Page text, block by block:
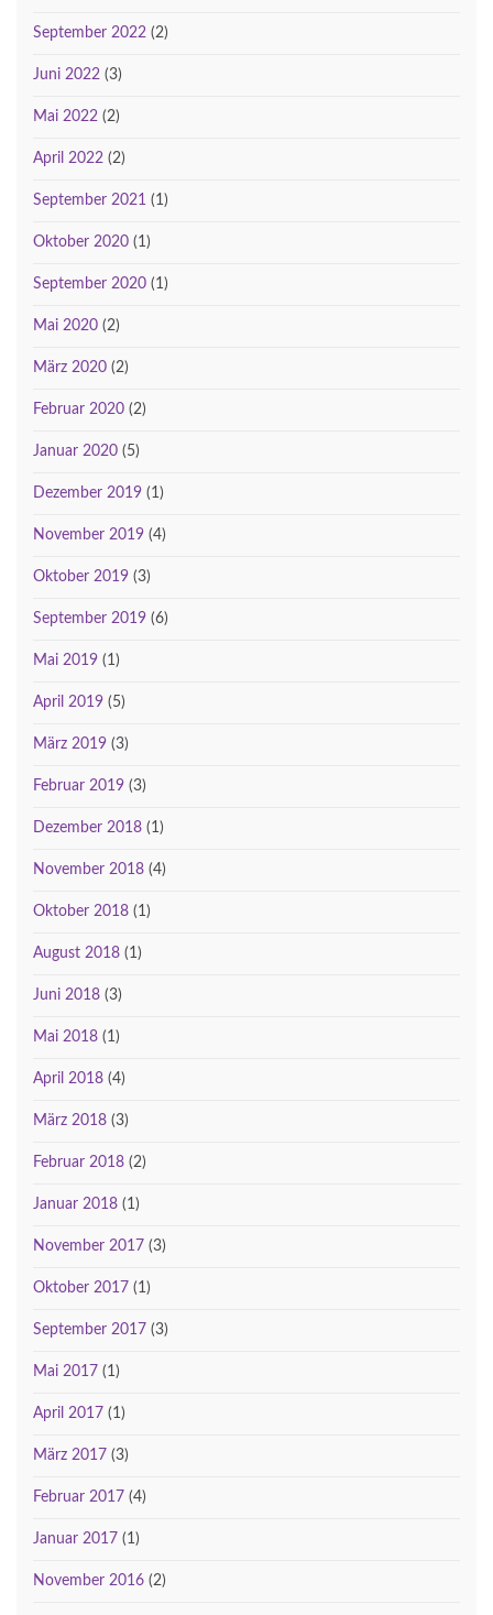
September 2022 (2)
Juni 2022 (3)
Mai 2022 (2)
April 2022 (2)
September 2021 (1)
Oktober 2020 (1)
September 2020 (1)
Mai 2020 (2)
März 2020 (2)
Februar 2020 (2)
Januar 2020 (5)
Dezember 2019 (1)
November 2019 (4)
Oktober 2019 (3)
September 2019 (6)
Mai 2019 (1)
April 2019 (5)
März 2019 (3)
Februar 2019 (3)
Dezember 2018 (1)
November 2018 (4)
Oktober 2018 (1)
August 2018 (1)
Juni 2018 (3)
Mai 2018 (1)
April 2018 (4)
März 2018 (3)
Februar 2018 (2)
Januar 2018 (1)
November 2017 (3)
Oktober 2017 (1)
September 2017 (3)
Mai 2017 (1)
April 2017 (1)
März 2017 (3)
Februar 2017 (4)
Januar 2017 (1)
November 2016 (2)